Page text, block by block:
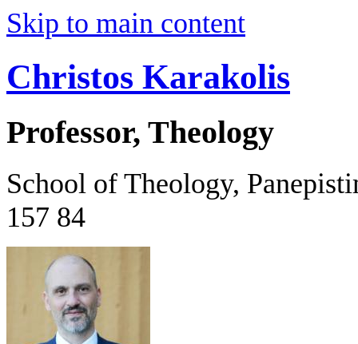
Skip to main content
Christos Karakolis
Professor, Theology
School of Theology,
157 84